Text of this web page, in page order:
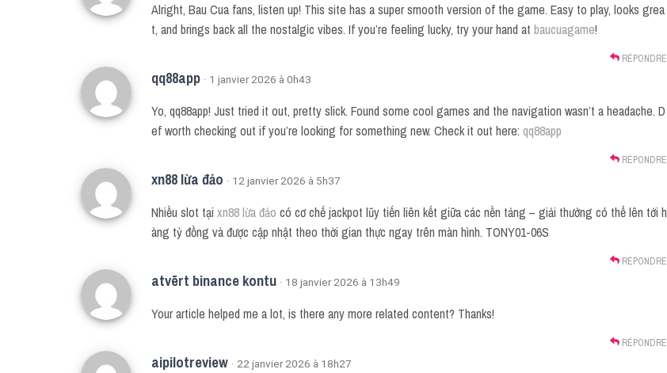
Alright, Bau Cua fans, listen up! This site has a super smooth version of the game. Easy to play, looks grea
t, and brings back all the nostalgic vibes. If you’re feeling lucky, try your hand at baucuagame!
RÉPONDRE
qq88app · 1 janvier 2026 à 0h43
Yo, qq88app! Just tried it out, pretty slick. Found some cool games and the navigation wasn’t a headache. D
ef worth checking out if you’re looking for something new. Check it out here: qq88app
RÉPONDRE
xn88 lừa đảo · 12 janvier 2026 à 5h37
Nhiều slot tại xn88 lừa đảo có cơ chế jackpot lũy tiến liên kết giữa các nền tảng – giải thưởng có thể lên tới h
àng tỷ đồng và được cập nhật theo thời gian thực ngay trên màn hình. TONY01-06S
RÉPONDRE
atvērt binance kontu · 18 janvier 2026 à 13h49
Your article helped me a lot, is there any more related content? Thanks!
RÉPONDRE
aipilotreview · 22 janvier 2026 à 18h27